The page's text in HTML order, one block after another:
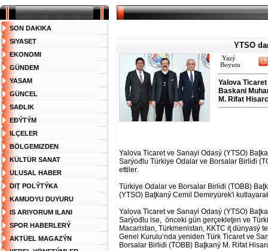
YTSO
Yazý
Boyutu
Yalova
Baskani
M. Rifat
Yalova Ticaret ve Sanayi Odasý (YTSO)
Sarýođlu Türkiye Odalar ve Borsalar Birliđi
ettiler.
Türkiye Odalar ve Borsalar Birliđi (TOBB)
(YTSO) Baţkaný Cemil Demiryürek'i
Yalova Ticaret ve Sanayi Odasý (YTSO)
Sarýođlu ise, önceki gün gerçekleţen ve
Macaristan, Türkmenistan, KKTC iţ dünyasý
Genel Kurulu’nda yeniden Türk Ticaret ve
Borsalar Birliđi (TOBB) Baţkaný M. Rifat
SON DAKIKA
SIYASET
EKONOMI
GÜNDEM
YASAM
GÜNCEL
SAĐLIK
EĐÝTÝM
ILÇELER
BÖLGEMIZDEN
KÜLTÜR SANAT
ULUSAL HABER
DIŢ POLÝTÝKA
KAMUOYU DUYURU
IS ARIYORUM ILANI
SPOR HABERLERÝ
AKTÜEL MAGAZÝN